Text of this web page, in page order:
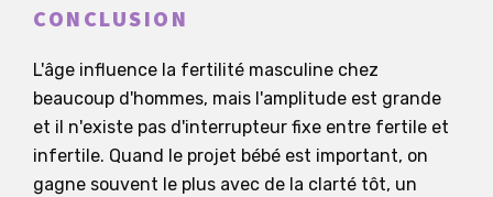
CONCLUSION
L'âge influence la fertilité masculine chez
beaucoup d'hommes, mais l'amplitude est grande
et il n'existe pas d'interrupteur fixe entre fertile et
infertile. Quand le projet bébé est important, on
gagne souvent le plus avec de la clarté tôt, un